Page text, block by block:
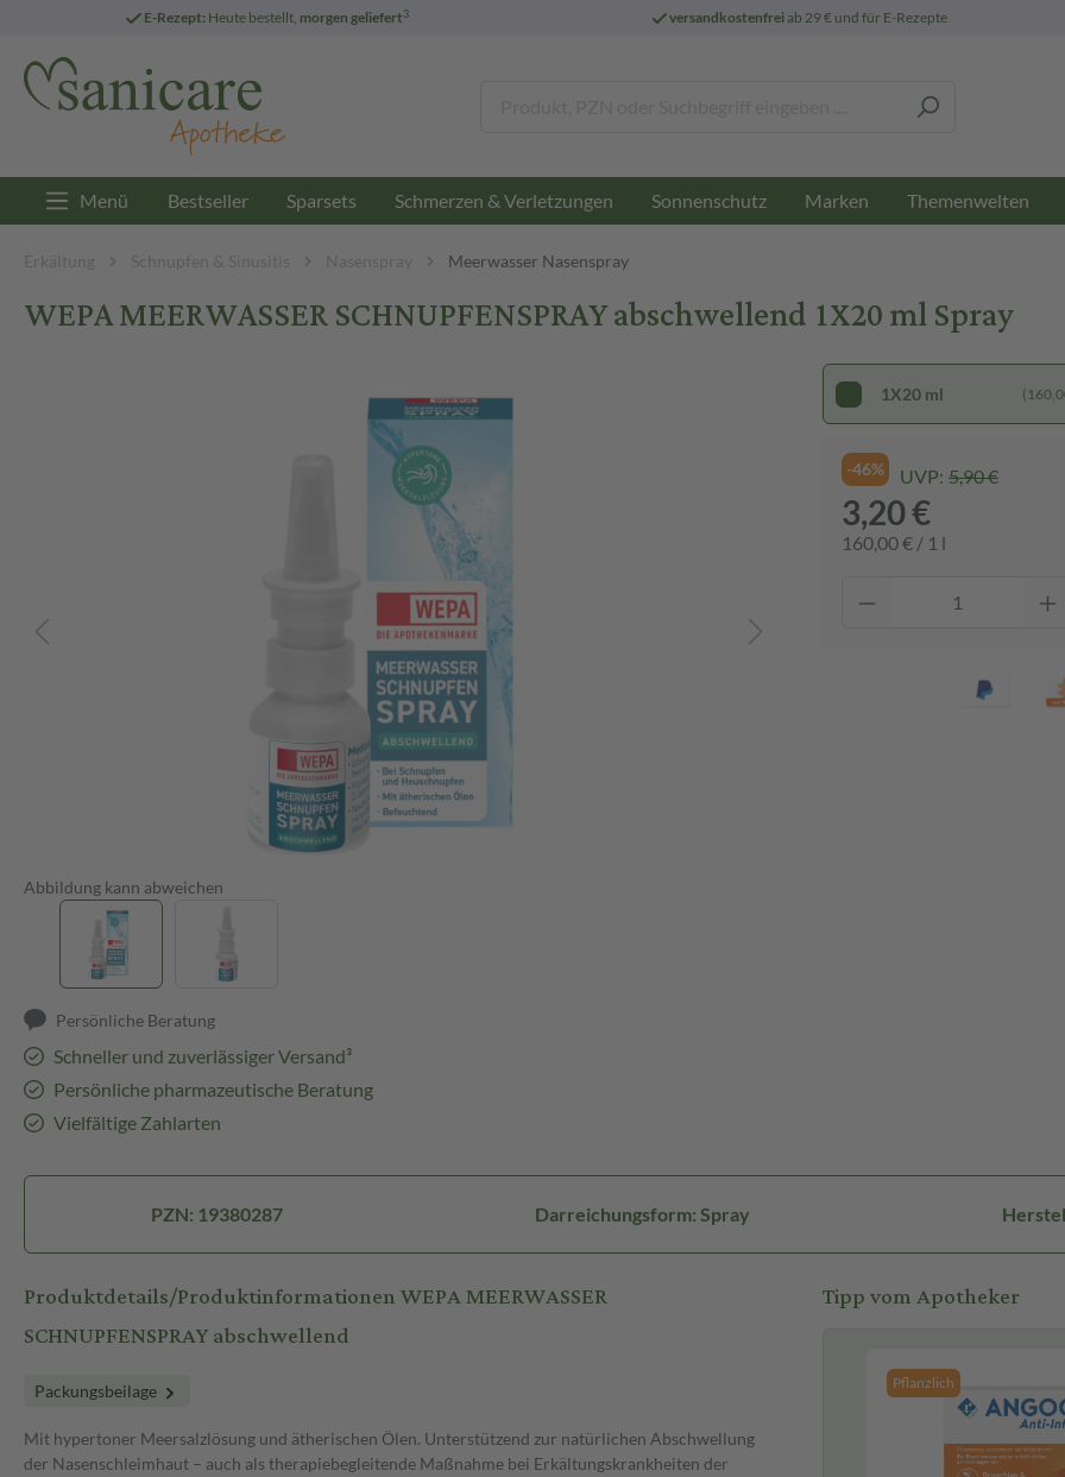
E-Rezept: Heute bestellt, morgen geliefert3 versandkostenfreiab 29 € und für E-Rezepte
Menü Bestseller Sparsets Schmerzen & Verletzungen Sonnenschutz Marken Themenwelten
Erkältung Schnupfen & Sinusitis Nasenspray Meerwasser Nasenspray
WEPA MEERWASSER SCHNUPFENSPRAY abschwellend 1X20 ml Spray
Abbildung kann abweichen
Persönliche Beratung
Schneller und zuverlässiger Versand³
Persönliche pharmazeutische Beratung
Vielfältige Zahlarten
1X20 ml
-46% UVP: 5,90 €
3,20 €
160,00 € / 1 l
PZN: 19380287 Darreichungsform: Spray
Produktdetails/Produktinformationen WEPA MEERWASSER
SCHNUPFENSPRAY abschwellend
Packungsbeilage
Mit hypertoner Meersalzlösung und ätherischen Ölen. Unterstützend zur natürlichen Abschwellung
der Nasenschleimhaut – auch als therapiebegleitende Maßnahme bei Erkältungskrankheiten der
Tipp vom Apotheker
Pflanzlich